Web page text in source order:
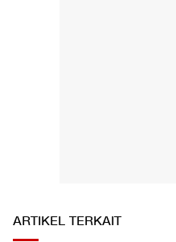
ARTIKEL TERKAIT